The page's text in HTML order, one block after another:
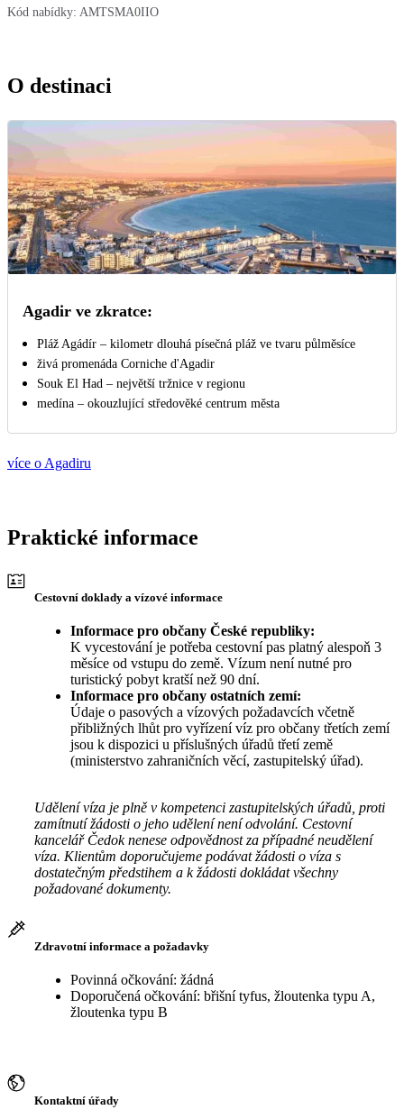
Kód nabídky: AMTSMA0IIO
O destinaci
Agadir ve zkratce:
Pláž Agádír – kilometr dlouhá písečná pláž ve tvaru půlměsíce
živá promenáda Corniche d'Agadir
Souk El Had – největší tržnice v regionu
medína – okouzlující středověké centrum města
více o Agadiru
Praktické informace
Cestovní doklady a vízové informace
Informace pro občany České republiky:
K vycestování je potřeba cestovní pas platný alespoň 3
měsíce od vstupu do země. Vízum není nutné pro
turistický pobyt kratší než 90 dní.
Informace pro občany ostatních zemí:
Údaje o pasových a vízových požadavcích včetně
přibližných lhůt pro vyřízení víz pro občany třetích zemí
jsou k dispozici u příslušných úřadů třetí země
(ministerstvo zahraničních věcí, zastupitelský úřad).
Udělení víza je plně v kompetenci zastupitelských úřadů, proti
zamítnutí žádosti o jeho udělení není odvolání. Cestovní
kancelář Čedok nenese odpovědnost za případné neudělení
víza. Klientům doporučujeme podávat žádosti o víza s
dostatečným předstihem a k žádosti dokládat všechny
požadované dokumenty.
Zdravotní informace a požadavky
Povinná očkování: žádná
Doporučená očkování: břišní tyfus, žloutenka typu A,
žloutenka typu B
Kontaktní úřady